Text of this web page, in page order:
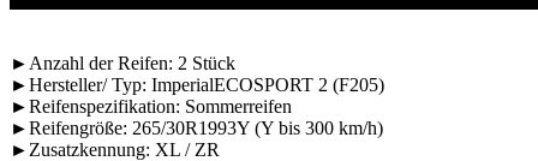
►Anzahl der Reifen: 2 Stück
►Hersteller/ Typ: ImperialECOSPORT 2 (F205)
►Reifenspezifikation: Sommerreifen
►Reifengröße: 265/30R1993Y (Y bis 300 km/h)
►Zusatzkennung: XL / ZR